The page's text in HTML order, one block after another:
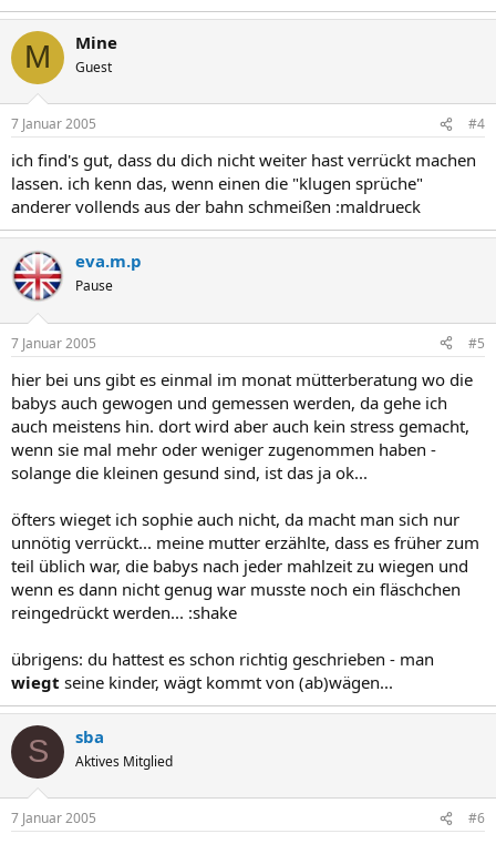
M Mine
Guest
7 Januar 2005 #4
ich find's gut, dass du dich nicht weiter hast verrückt machen
lassen. ich kenn das, wenn einen die "klugen sprüche"
anderer vollends aus der bahn schmeißen :maldrueck
eva.m.p
Pause
7 Januar 2005 #5
hier bei uns gibt es einmal im monat mütterberatung wo die
babys auch gewogen und gemessen werden, da gehe ich
auch meistens hin. dort wird aber auch kein stress gemacht,
wenn sie mal mehr oder weniger zugenommen haben -
solange die kleinen gesund sind, ist das ja ok...
öfters wieget ich sophie auch nicht, da macht man sich nur
unnötig verrückt... meine mutter erzählte, dass es früher zum
teil üblich war, die babys nach jeder mahlzeit zu wiegen und
wenn es dann nicht genug war musste noch ein fläschchen
reingedrückt werden... :shake
übrigens: du hattest es schon richtig geschrieben - man
wiegt seine kinder, wägt kommt von (ab)wägen...
S sba
Aktives Mitglied
7 Januar 2005 #6